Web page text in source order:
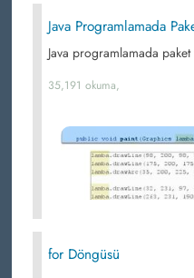
Java Programlamada
Java programlamada paket
35,191 okuma,
for Döngüsü